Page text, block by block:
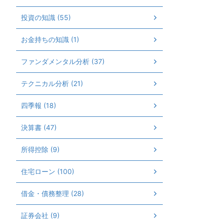
投資の知識 (55)
お金持ちの知識 (1)
ファンダメンタル分析 (37)
テクニカル分析 (21)
四季報 (18)
決算書 (47)
所得控除 (9)
住宅ローン (100)
借金・債務整理 (28)
証券会社 (9)